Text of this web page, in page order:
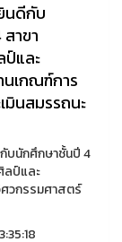
นดีกับ
าขา
และ
นเกณฑ์การ
มินสมรรถนะ
บนักศึกษาชั้นปี 4
ลป์และ
วกรรมศาสตร์